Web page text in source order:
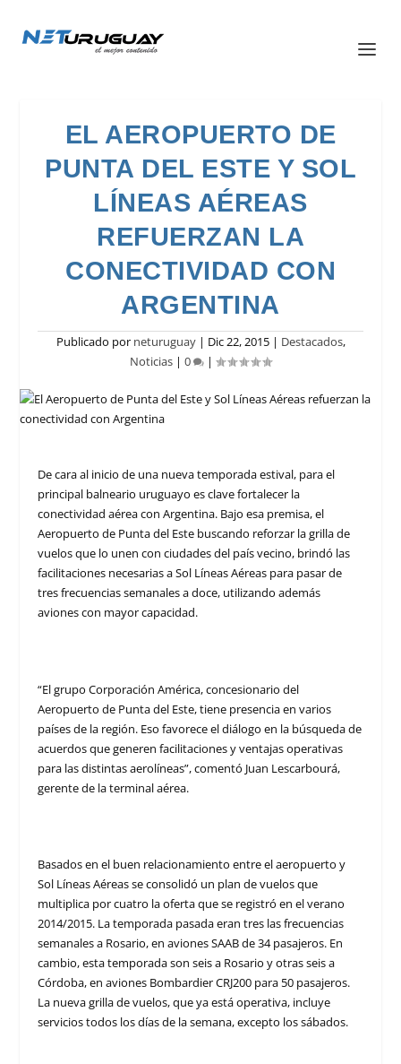
EL AEROPUERTO DE
PUNTA DEL ESTE Y SOL
LÍNEAS AÉREAS
REFUERZAN LA
CONECTIVIDAD CON
ARGENTINA
Publicado por neturuguay| Dic 22, 2015| Destacados,
Noticias | 0 |
De cara al inicio de una nueva temporada estival, para el
principal balneario uruguayo es clave fortalecer la
conectividad aérea con Argentina. Bajo esa premisa, el
Aeropuerto de Punta del Este buscando reforzar la grilla de
vuelos que lo unen con ciudades del país vecino, brindó las
facilitaciones necesarias a Sol Líneas Aéreas para pasar de
tres frecuencias semanales a doce, utilizando además
aviones con mayor capacidad.
“El grupo Corporación América, concesionario del
Aeropuerto de Punta del Este, tiene presencia en varios
países de la región. Eso favorece el diálogo en la búsqueda de
acuerdos que generen facilitaciones y ventajas operativas
para las distintas aerolíneas”, comentó Juan Lescarbourá,
gerente de la terminal aérea.
Basados en el buen relacionamiento entre el aeropuerto y
Sol Líneas Aéreas se consolidó un plan de vuelos que
multiplica por cuatro la oferta que se registró en el verano
2014/2015. La temporada pasada eran tres las frecuencias
semanales a Rosario, en aviones SAAB de 34 pasajeros. En
cambio, esta temporada son seis a Rosario y otras seis a
Córdoba, en aviones Bombardier CRJ200 para 50 pasajeros.
La nueva grilla de vuelos, que ya está operativa, incluye
servicios todos los días de la semana, excepto los sábados.